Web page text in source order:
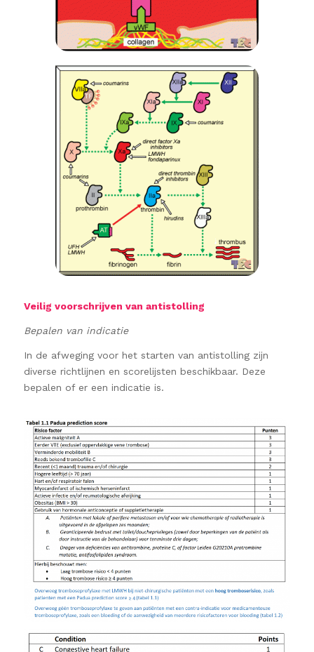
Veilig voorschrijven van antistolling
Bepalen van indicatie
In de afweging voor het starten van antistolling zijn
diverse richtlijnen en scorelijsten beschikbaar. Deze
bepalen of er een indicatie is.